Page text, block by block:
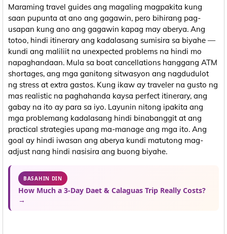
Maraming travel guides ang magaling magpakita kung
saan pupunta at ano ang gagawin, pero bihirang pag-
usapan kung ano ang gagawin kapag may aberya. Ang
totoo, hindi itinerary ang kadalasang sumisira sa biyahe —
kundi ang maliliit na unexpected problems na hindi mo
napaghandaan. Mula sa boat cancellations hanggang ATM
shortages, ang mga ganitong sitwasyon ang nagdudulot
ng stress at extra gastos. Kung ikaw ay traveler na gusto ng
mas realistic na paghahanda kaysa perfect itinerary, ang
gabay na ito ay para sa iyo. Layunin nitong ipakita ang
mga problemang kadalasang hindi binabanggit at ang
practical strategies upang ma-manage ang mga ito. Ang
goal ay hindi iwasan ang aberya kundi matutong mag-
adjust nang hindi nasisira ang buong biyahe.
BASAHIN DIN
How Much a 3-Day Daet & Calaguas Trip Really Costs?
→